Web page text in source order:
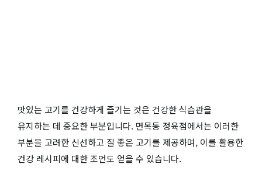
맛있는 고기를 건강하게 즐기는 것은 건강한 식습관을
유지하는 데 중요한 부분입니다. 면목동 정육점에서는 이러한
부분을 고려한 신선하고 질 좋은 고기를 제공하며, 이를 활용한
건강 레시피에 대한 조언도 얻을 수 있습니다.